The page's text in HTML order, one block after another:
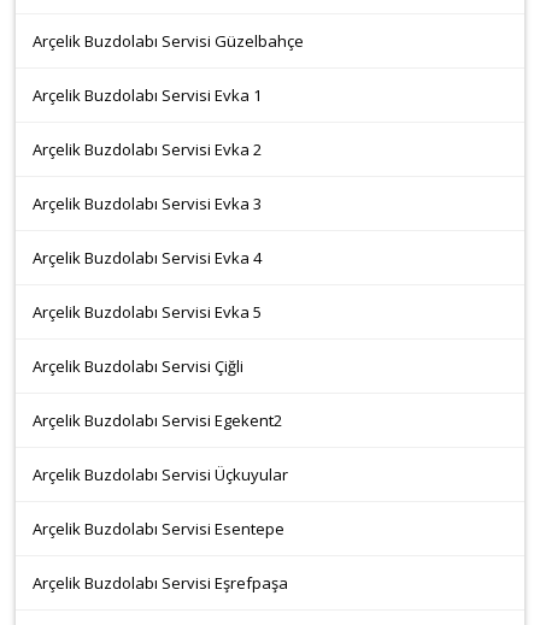
Arçelik Buzdolabı Servisi Güzelbahçe
Arçelik Buzdolabı Servisi Evka 1
Arçelik Buzdolabı Servisi Evka 2
Arçelik Buzdolabı Servisi Evka 3
Arçelik Buzdolabı Servisi Evka 4
Arçelik Buzdolabı Servisi Evka 5
Arçelik Buzdolabı Servisi Çiğli
Arçelik Buzdolabı Servisi Egekent2
Arçelik Buzdolabı Servisi Üçkuyular
Arçelik Buzdolabı Servisi Esentepe
Arçelik Buzdolabı Servisi Eşrefpaşa